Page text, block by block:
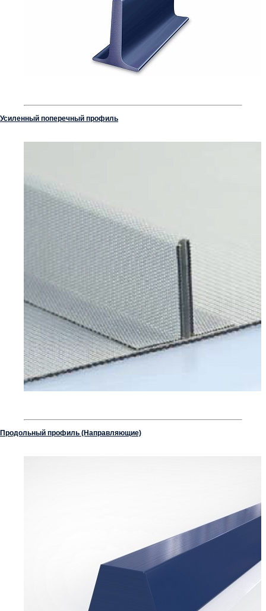
Усиленный поперечный профиль
Продольный профиль (Направляющие)